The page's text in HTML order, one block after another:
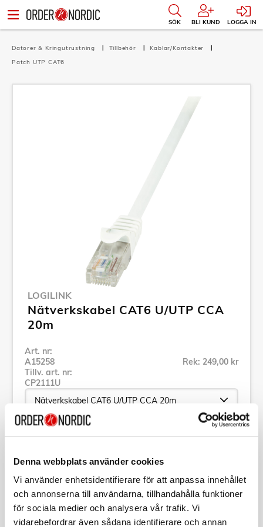
Denna webbplats använder cookies
Vi använder enhetsidentifierare för att anpassa innehållet
och annonserna till användarna, tillhandahålla funktioner
för sociala medier och analysera vår trafik. Vi
vidarebefordrar även sådana identifierare och annan
SÖK BLI KUND LOGGA IN
Datorer & Kringutrustning Tillbehör
Kablar/Kontakter
Patch UTP CAT6
LOGILINK
Nätverkskabel CAT6 U/UTP CCA
20m
Art. nr:
A15258
Tillv. art. nr:
CP2111U
Rek: 249,00 kr
Se alla produkter inom LogiLink
Specifikation
Beskrivning